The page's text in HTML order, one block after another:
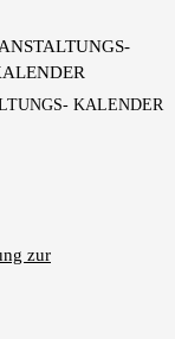
zur
KALENDER